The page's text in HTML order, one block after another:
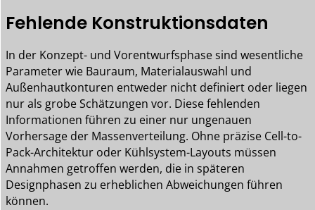
Fehlende Konstruktionsdaten
In der Konzept- und Vorentwurfsphase sind wesentliche
Parameter wie Bauraum, Materialauswahl und
Außenhautkonturen entweder nicht definiert oder liegen
nur als grobe Schätzungen vor. Diese fehlenden
Informationen führen zu einer nur ungenauen
Vorhersage der Massenverteilung. Ohne präzise Cell-to-
Pack-Architektur oder Kühlsystem-Layouts müssen
Annahmen getroffen werden, die in späteren
Designphasen zu erheblichen Abweichungen führen
können.